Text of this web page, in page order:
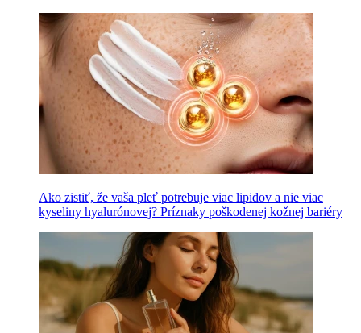
Ako zistiť, že vaša pleť potrebuje viac lipidov a nie viac
kyseliny hyalurónovej? Príznaky poškodenej kožnej bariéry